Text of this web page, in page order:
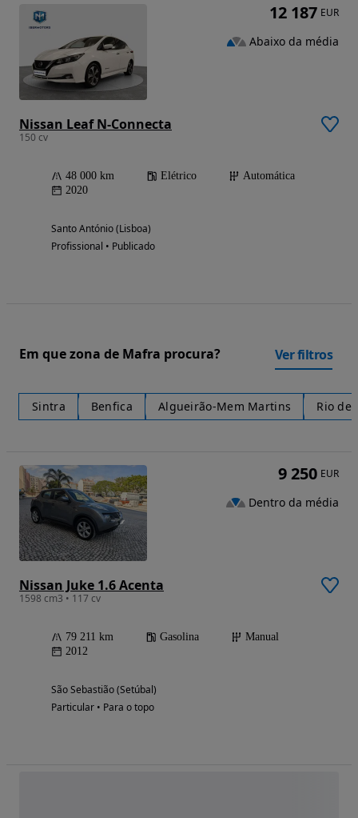
Nissan Leaf N-Connecta
150 cv
48 000 km Elétrico
Automática
2020
Santo António (Lisboa)
Profissional • Publicado
12 187 EUR
Abaixo da média
Em que zona de Mafra procura? Ver filtros
Sintra Benfica Algueirão-Mem Martins Rio de
Nissan Juke 1.6 Acenta
1598 cm3 • 117 cv
79 211 km Gasolina
Manual
2012
São Sebastião (Setúbal)
Particular • Para o topo
9 250 EUR
Dentro da média